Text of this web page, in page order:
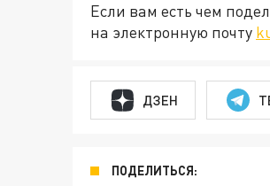
Если вам есть чем
на электронную почту
ДЗЕН
ПОДЕЛИТЬСЯ: